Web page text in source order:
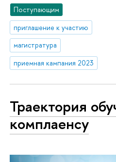
Поступающим
приглашение к участию
магистратура
приемная кампания 2023
Траектория
комплаенсу